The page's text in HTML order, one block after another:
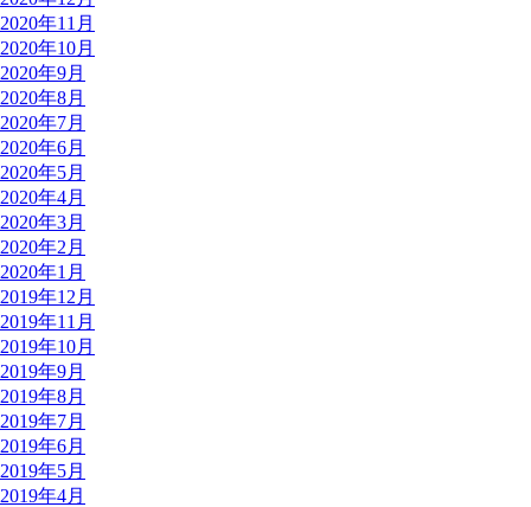
2020年11月
2020年10月
2020年9月
2020年8月
2020年7月
2020年6月
2020年5月
2020年4月
2020年3月
2020年2月
2020年1月
2019年12月
2019年11月
2019年10月
2019年9月
2019年8月
2019年7月
2019年6月
2019年5月
2019年4月